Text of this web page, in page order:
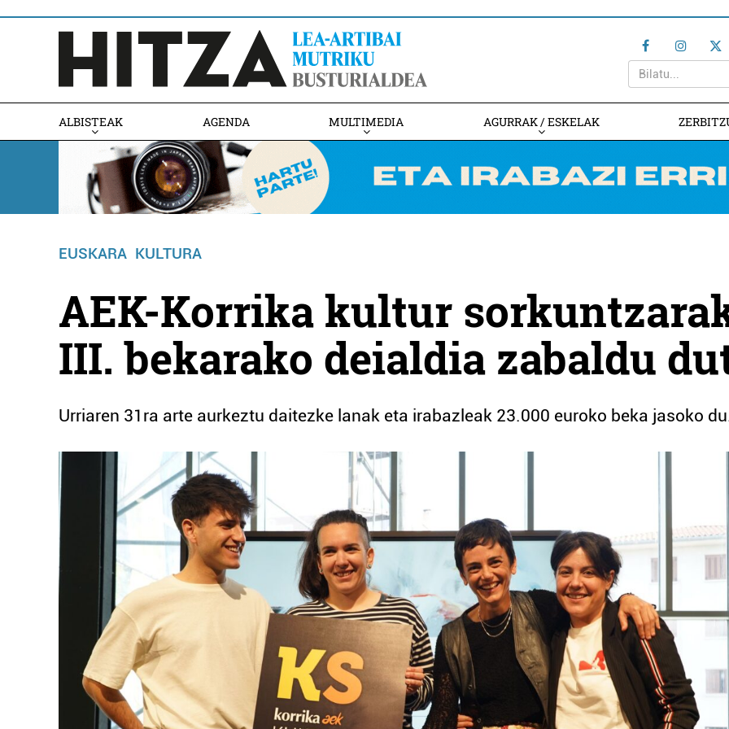
ALBISTEAK AGENDA MULTIMEDIA AGURRAK / ESKELAK
EUSKARA KULTURA
AEK-Korrika kultur
III. bekarako deialdia zabaldu
Urriaren 31ra arte aurkeztu daitezke lanak eta irabazleak 23.000 euroko beka jasoko